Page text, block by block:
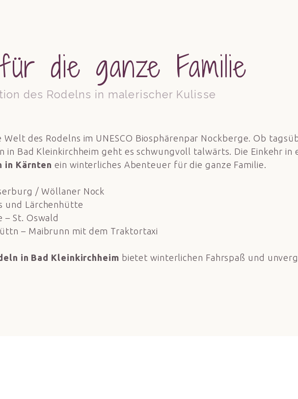
die ganze Familie
des Rodelns in malerischer Kulisse
Welt des Rodelns im UNESCO Biosphärenpar Nockberge. Ob
in Bad Kleinkirchheim geht es schwungvoll talwärts. Die Einkehr
in Kärntenein winterliches Abenteuer für die ganze Familie.
/ Wöllaner Nock
und Lärchenhütte
St. Oswald
– Maibrunn mit dem Traktortaxi
in Bad Kleinkirchheim bietet winterlichen Fahrspaß und